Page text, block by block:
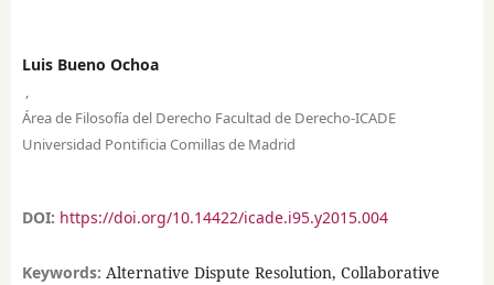
Luis Bueno Ochoa
,
Área de Filosofía del Derecho Facultad de Derecho-ICADE
Universidad Pontificia Comillas de Madrid
DOI: https://doi.org/10.14422/icade.i95.y2015.004
Keywords: Alternative Dispute Resolution, Collaborative